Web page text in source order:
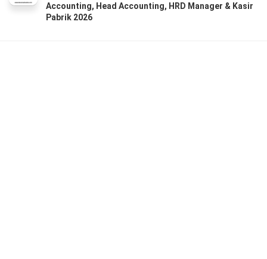
Accounting, Head Accounting, HRD Manager & Kasir
Pabrik 2026